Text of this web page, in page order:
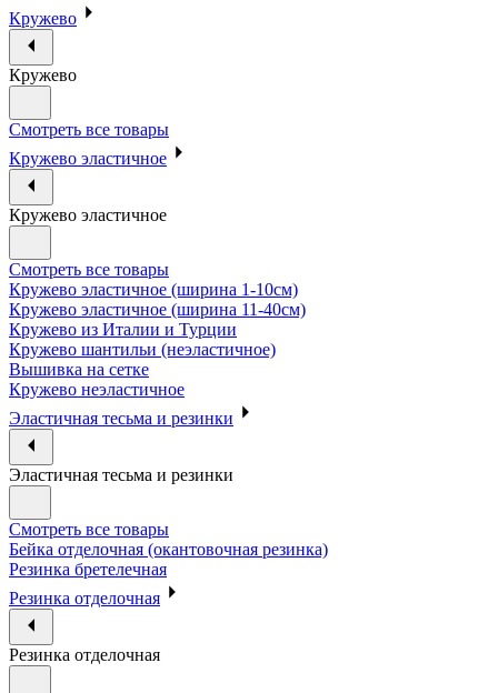
Кружево
Кружево
Смотреть все товары
Кружево эластичное
Кружево эластичное
Смотреть все товары
Кружево эластичное (ширина 1-10см)
Кружево эластичное (ширина 11-40см)
Кружево из Италии и Турции
Кружево шантильи (неэластичное)
Вышивка на сетке
Кружево неэластичное
Эластичная тесьма и резинки
Эластичная тесьма и резинки
Смотреть все товары
Бейка отделочная (окантовочная резинка)
Резинка бретелечная
Резинка отделочная
Резинка отделочная